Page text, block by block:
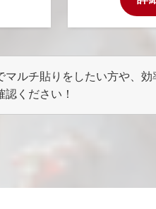
マルチ貼りをしたい方や、
ください！